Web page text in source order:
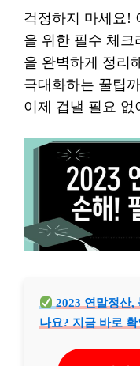
걱정하지 마세요!
을 위한 필수 체크
을 완벽하게 정리
극대화하는 꿀팁
이제 겁낼 필요 없
2023 연말정산,
나요? 지금 바로